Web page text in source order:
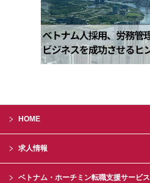
HOME
求人情報
ベトナム・ホーチミン転職支援サービス